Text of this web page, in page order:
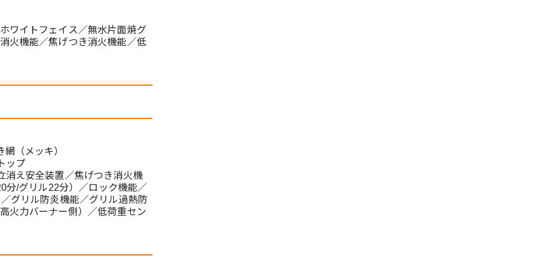
ワイトフェイス／無水片面焼グ
火機能／焦げつき消火機能／低
（メッキ）
ップ
消え安全装置／焦げつき消火機
分/グリル22分）／ロック機能／
グリル防炎機能／グリル過熱防
火力バーナー側）／低荷重セン